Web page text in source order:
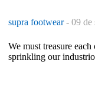
supra footwear- 09 de
We must treasure
sprinkling our